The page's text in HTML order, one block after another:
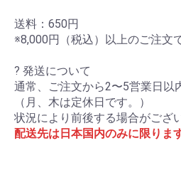
送料：650円
※8,000円（税込）以上のご注文
? 発送について
通常、ご注文から2〜5営業日以
（月、木は定休日です。）
状況により前後する場合がござ
配送先は日本国内のみに限ります